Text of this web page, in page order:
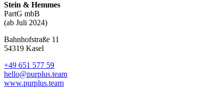
Stein & Hemmes
PartG mbB
(ab Juli 2024)
Bahnhofstraße 11
54319 Kasel
+49 651 577 59
hello@purplus.team
www.purplus.team